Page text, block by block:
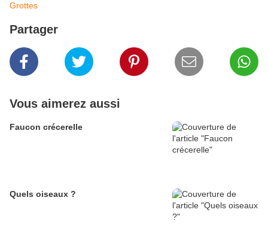
Grottes
Partager
Vous aimerez aussi
Faucon crécerelle
Quels oiseaux ?